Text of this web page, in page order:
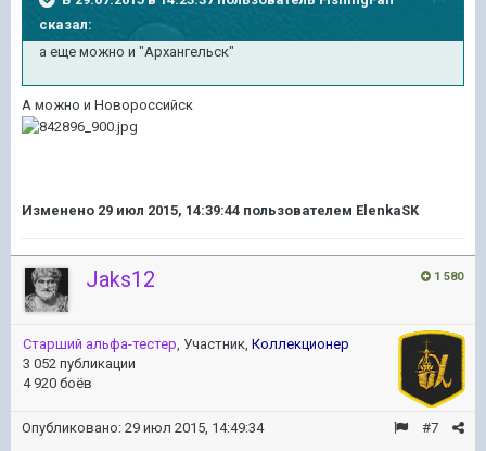
сказал:
а еще можно и "Архангельск"
А можно и Новороссийск
Изменено 29 июл 2015, 14:39:44 пользователем ElenkaSK
1 580
Jaks12
Старший альфа-тестер , Участник, Коллекционер
3 052 публикации
4 920 боёв
#7
Опубликовано: 29 июл 2015, 14:49:34